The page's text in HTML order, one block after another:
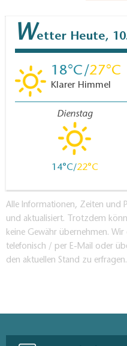
Wetter Heute,
18 27
Klarer Himmel
Dienstag
14 22
Alle Informationen, Zeiten und
und aktualisiert. Trotzdem
keine Gewähr übernehmen.
telefonisch / per E-Mail oder
den aktuellen Stand zu erfragen.